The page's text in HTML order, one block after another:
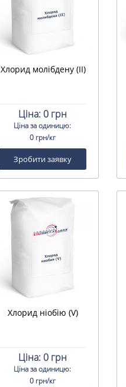
Хлорид молібдену (II)
Ціна:0 грн
Ціна за одиницю:
0 грн/кг
Зробити заявку
Хлорид ніобію (V)
Ціна:0 грн
Ціна за одиницю:
0 грн/кг